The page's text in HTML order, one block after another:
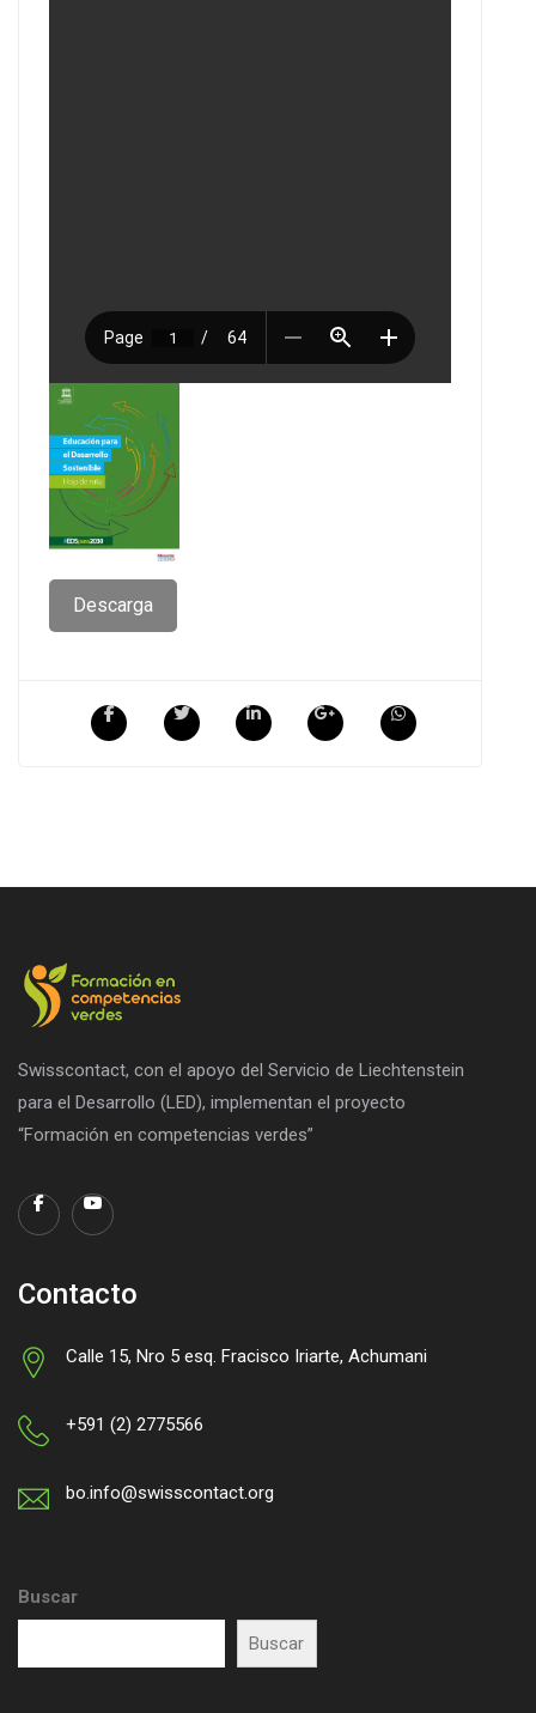
Descarga
Swisscontact, con el apoyo del Servicio de Liechtenstein
para el Desarrollo (LED), implementan el proyecto
“Formación en competencias verdes”
Contacto
Calle 15, Nro 5 esq. Fracisco Iriarte, Achumani
+591 (2) 2775566
bo.info@swisscontact.org
Buscar
Buscar